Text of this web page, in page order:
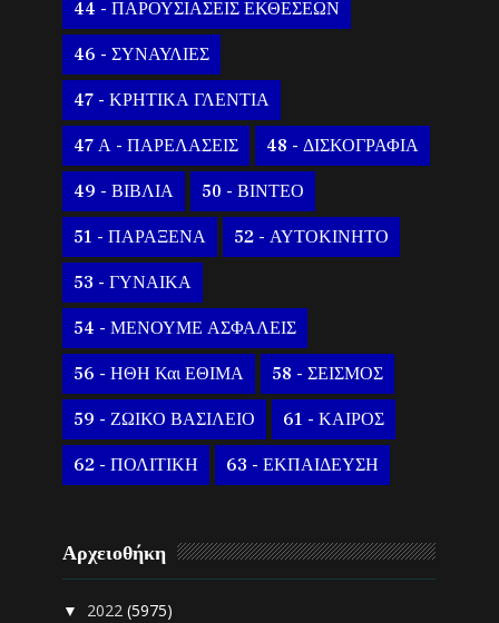
44 - ΠΑΡΟΥΣΙΑΣΕΙΣ ΕΚΘΕΣΕΩΝ
46 - ΣΥΝΑΥΛΙΕΣ
47 - ΚΡΗΤΙΚΑ ΓΛΕΝΤΙΑ
47 Α - ΠΑΡΕΛΑΣΕΙΣ 48 - ΔΙΣΚΟΓΡΑΦΙΑ
49 - ΒΙΒΛΙΑ 50 - ΒΙΝΤΕΟ
51 - ΠΑΡΑΞΕΝΑ 52 - ΑΥΤΟΚΙΝΗΤΟ
53 - ΓΥΝΑΙΚΑ
54 - ΜΕΝΟΥΜΕ ΑΣΦΑΛΕΙΣ
56 - ΗΘΗ Και ΕΘΙΜΑ 58 - ΣΕΙΣΜΟΣ
59 - ΖΩΙΚΟ ΒΑΣΙΛΕΙΟ 61 - ΚΑΙΡΟΣ
62 - ΠΟΛΙΤΙΚΗ 63 - ΕΚΠΑΙΔΕΥΣΗ
Αρχειοθήκη
▼ 2022(5975)